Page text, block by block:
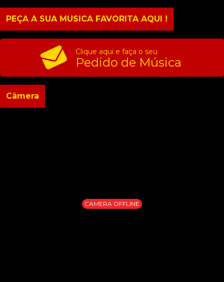
PEÇA A SUA MUSICA FAVORITA AQUI !
Clique aqui e faça o seu
Pedido de Música
Câmera
CAMERA OFFLINE